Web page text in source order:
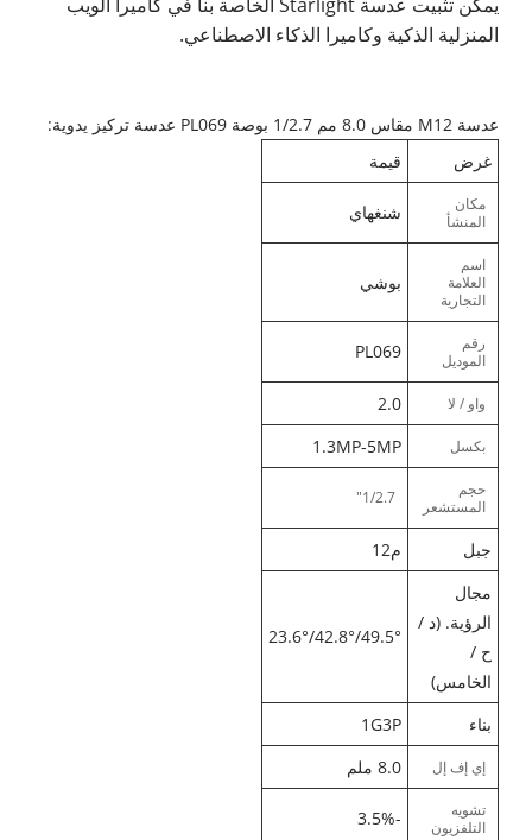
المنزلية الذكية وكاميرا الذكاء الاصطناعي.
عدسة M12 مقاس 8.0 مم 1/2.7 بوصة PL069 عدسة تركيز يدوية:
غرض
قيمة
مكان
المنشأ
شنغهاي
اسم
العلامة
التجارية
بوشي
رقم
الموديل
PL069
واو / لا 2.0
بكسل 1.3MP-5MP
حجم
المستشعر
1/2.7"
جبل
م12
مجال
الرؤية. (د /
ح /
الخامس)
49.5°/42.8°/23.6°
بناء 1G3P
إي إف إل 8.0 ملم
تشويه
التلفزيون
-3.5%